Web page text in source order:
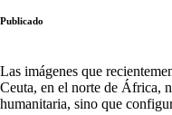
Publicado
Las imágenes que
Ceuta, en el norte de África,
humanitaria, sino que